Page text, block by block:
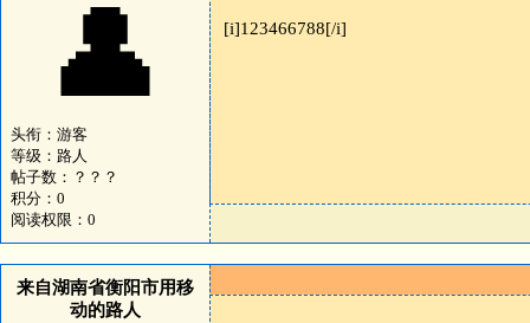
👤
头衔：游客
等级：路人
帖子数：？？？
积分：0
阅读权限：0
[i]123466788[/i]
来自湖南省衡阳市用移
动的路人